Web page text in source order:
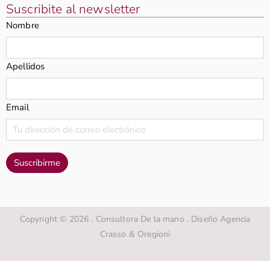
Suscribite al newsletter
Nombre
Apellidos
Email
Copyright © 2026 . Consultora De la mano . Diseño Agencia
Crasso & Oregioni